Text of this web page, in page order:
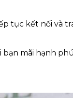
tục kết nối và
bạn mãi hạnh